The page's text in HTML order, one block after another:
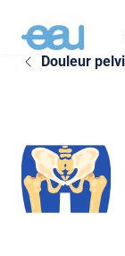
Douleur